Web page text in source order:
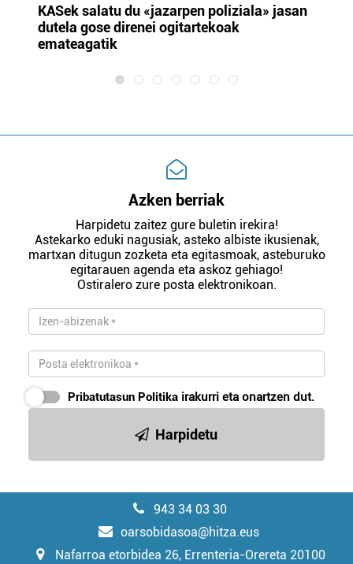
KASek salatu du «jazarpen poliziala» jasan
dutela gose direnei ogitartekoak
emateagatik
Azken berriak
Harpidetu zaitez gure buletin irekira!
Astekarko eduki nagusiak, asteko albiste ikusienak,
martxan ditugun zozketa eta egitasmoak, asteburuko
egitarauen agenda eta askoz gehiago!
Ostiralero zure posta elektronikoan.
Pribatutasun Politika irakurri eta onartzen dut.
Harpidetu
943 34 03 30
oarsobidasoa@hitza.eus
Nafarroa etorbidea 26, Errenteria-Orereta 20100